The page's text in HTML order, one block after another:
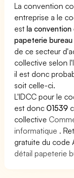
La convention
entreprise a le
estla
papeterie
de ce secteur
collective selon
il est donc
soit celle-ci.
L'IDCC pour le
est donc01539
collective
informatique .
gratuite du code
détail papeterie